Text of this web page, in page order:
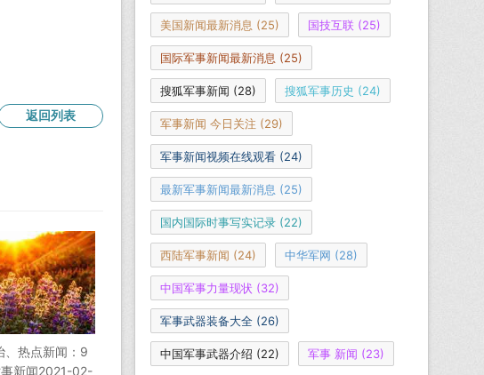
返回列表
、热点新闻：9
事新闻2021-02-
美国新闻最新消息 (25) 国技互联 (25)
国际军事新闻最新消息 (25)
搜狐军事新闻 (28) 搜狐军事历史 (24)
军事新闻 今日关注 (29)
军事新闻视频在线观看 (24)
最新军事新闻最新消息 (25)
国内国际时事写实记录 (22)
西陆军事新闻 (24) 中华军网 (28)
中国军事力量现状 (32)
军事武器装备大全 (26)
中国军事武器介绍 (22) 军事 新闻 (23)